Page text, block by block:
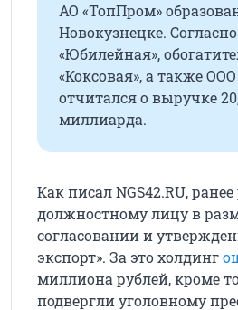
АО «ТопПром»
Новокузнецке.
«Юбилейная»,
«Коксовая», а также
отчитался о выручке
миллиарда.
Как писал NGS42.RU,
должностному лицу в
согласовании и
экспорт». За это холдинг
миллиона рублей, кроме
подвергли уголовному